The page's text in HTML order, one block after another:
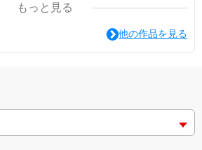
もっと見る
他の作品を見る